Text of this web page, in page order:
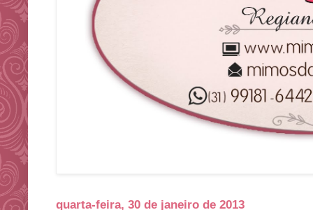
quarta-feira, 30 de janeiro de 2013